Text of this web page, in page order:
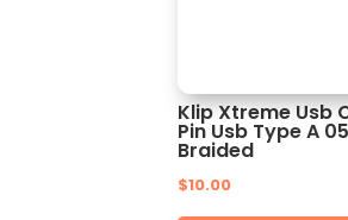
Klip Xtreme Usb
Pin Usb Type A
Braided
$10.00